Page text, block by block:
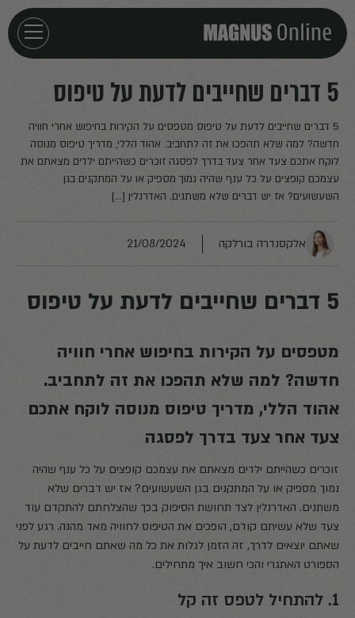
חזרה לדף הבית
אירועים
מאמרים
5 דברים שחייבים לדעת על טיפוס
5 דברים שחייבים לדעת על טיפוס מטפסים על הקירות בחיפוש אחרי חוויה
חדשה? למה שלא תהפכו את זה לתחביב. אהוד הללי, מדריך טיפוס מנוסה
לוקח אתכם צעד אחר צעד בדרך לפסגה זוכרים כשהייתם ילדים מצאתם את
עצמכם קופצים על כל ענף שהיה נמוך מספיק או על המתקנים בגן
השעשועים? אז יש דברים שלא משתנים. האדרנלין […]
אלקסנדרה בורלקה 21/08/2024
5 דברים שחייבים לדעת על טיפוס
מטפסים על הקירות בחיפוש אחרי חוויה
חדשה? למה שלא תהפכו את זה לתחביב.
אהוד הללי, מדריך טיפוס מנוסה לוקח אתכם
צעד אחר צעד בדרך לפסגה
זוכרים כשהייתם ילדים מצאתם את עצמכם קופצים על כל ענף שהיה
נמוך מספיק או על המתקנים בגן השעשועים? אז יש דברים שלא
משתנים. האדרנלין לצד תחושת הסיפוק בכך שהצלחתם להתקדם עוד
צעד שלא עשיתם קודם, הופכים את הטיפוס לחוויה מאד מהנה. רגע לפני
שאתם יוצאים לדרך, זה הזמן לגלות את כל מה שאתם חייבים לדעת על
הספורט האתגרי והכי חשוב איך מתחילים.
1. להתחיל לטפס זה קל